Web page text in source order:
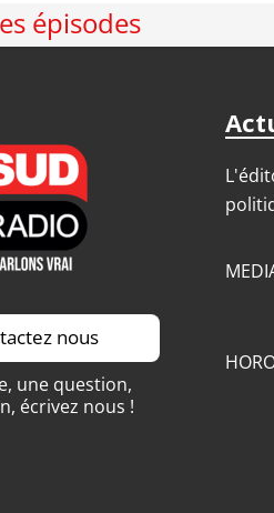
épisodes
nous
une question,
écrivez nous !